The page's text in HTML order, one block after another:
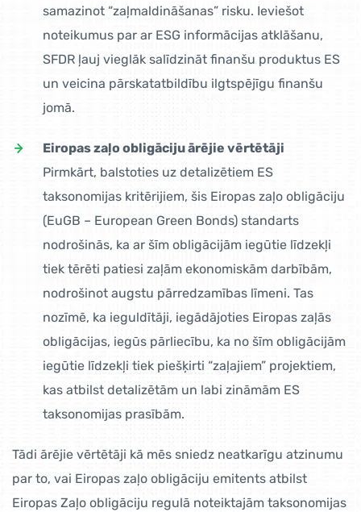
samazinot “zaļmaldināšanas” risku. Ieviešot
noteikumus par ar ESG informācijas atklāšanu,
SFDR ļauj vieglāk salīdzināt finanšu produktus ES
un veicina pārskatatbildību ilgtspējīgu finanšu
jomā.
Eiropas zaļo obligāciju ārējie vērtētāji
Pirmkārt, balstoties uz detalizētiem ES
taksonomijas kritērijiem, šis Eiropas zaļo obligāciju
(EuGB – European Green Bonds) standarts
nodrošinās, ka ar šīm obligācijām iegūtie līdzekļi
tiek tērēti patiesi zaļām ekonomiskām darbībām,
nodrošinot augstu pārredzamības līmeni. Tas
nozīmē, ka ieguldītāji, iegādājoties Eiropas zaļās
obligācijas, iegūs pārliecību, ka no šīm obligācijām
iegūtie līdzekļi tiek piešķirti “zaļajiem” projektiem,
kas atbilst detalizētām un labi zināmām ES
taksonomijas prasībām.
Tādi ārējie vērtētāji kā mēs sniedz neatkarīgu atzinumu
par to, vai Eiropas zaļo obligāciju emitents atbilst
Eiropas Zaļo obligāciju regulā noteiktajām taksonomijas